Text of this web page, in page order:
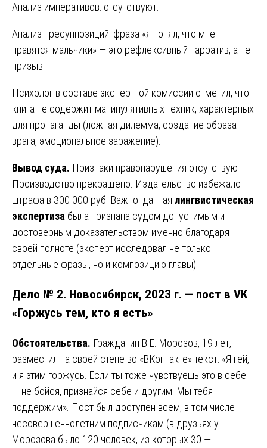
Анализ императивов: отсутствуют.
Анализ пресуппозиций: фраза «я понял, что мне
нравятся мальчики» — это рефлексивный нарратив, а не
призыв.
Психолог в составе экспертной комиссии отметил, что
книга не содержит манипулятивных техник, характерных
для пропаганды (ложная дилемма, создание образа
врага, эмоциональное заражение).
Вывод суда. Признаки правонарушения отсутствуют.
Производство прекращено. Издательство избежало
штрафа в 300 000 руб. Важно: данная лингвистическая
экспертиза была признана судом допустимым и
достоверным доказательством именно благодаря
своей полноте (эксперт исследовал не только
отдельные фразы, но и композицию главы).
Дело № 2. Новосибирск, 2023 г. — пост в VK
«Горжусь тем, кто я есть»
Обстоятельства. Гражданин В.Е. Морозов, 19 лет,
разместил на своей стене во «ВКонтакте» текст: «Я гей,
и я этим горжусь. Если ты тоже чувствуешь это в себе
— не бойся, признайся себе и другим. Мы тебя
поддержим». Пост был доступен всем, в том числе
несовершеннолетним подписчикам (в друзьях у
Морозова было 120 человек, из которых 30 —